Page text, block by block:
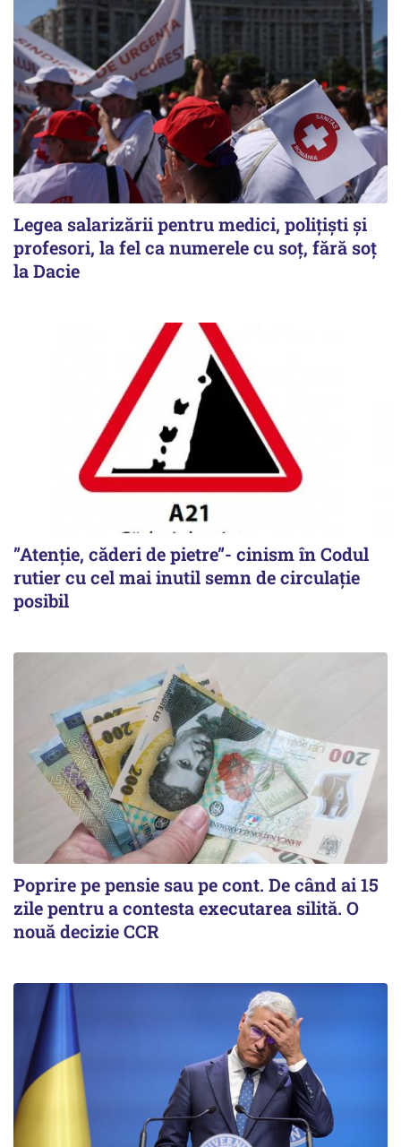
Legea salarizării pentru medici, polițiști și
profesori, la fel ca numerele cu soț, fără soț
la Dacie
”Atenție, căderi de pietre”- cinism în Codul
rutier cu cel mai inutil semn de circulație
posibil
Poprire pe pensie sau pe cont. De când ai 15
zile pentru a contesta executarea silită. O
nouă decizie CCR